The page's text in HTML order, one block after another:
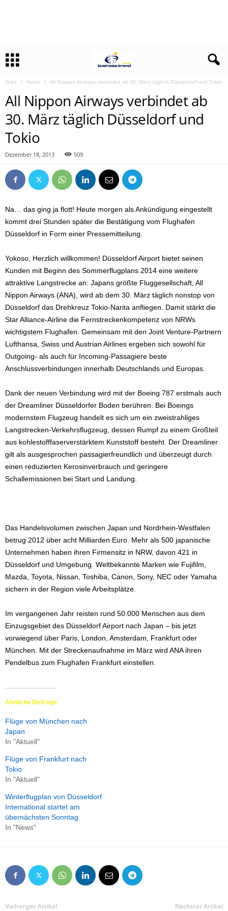
Start News All Nippon Airways verbindet ab 30. März täglich Düsseldorf und Tokio
All Nippon Airways verbindet ab
30. März täglich Düsseldorf und
Tokio
Dezember 18, 2013 509
Na… das ging ja flott! Heute morgen als Ankündigung eingestellt
kommt drei Stunden später die Bestätigung vom Flughafen
Düsseldorf in Form einer Pressemitteilung.
Yokoso, Herzlich willkommen! Düsseldorf Airport bietet seinen
Kunden mit Beginn des Sommerflugplans 2014 eine weitere
attraktive Langstrecke an: Japans größte Fluggesellschaft, All
Nippon Airways (ANA), wird ab dem 30. März täglich nonstop von
Düsseldorf das Drehkreuz Tokio-Narita anfliegen. Damit stärkt die
Star Alliance-Airline die Fernstreckenkompetenz von NRWs
wichtigstem Flughafen. Gemeinsam mit den Joint Venture-Partnern
Lufthansa, Swiss und Austrian Airlines ergeben sich sowohl für
Outgoing- als auch für Incoming-Passagiere beste
Anschlussverbindungen innerhalb Deutschlands und Europas.
Dank der neuen Verbindung wird mit der Boeing 787 erstmals auch
der Dreamliner Düsseldorfer Boden berühren. Bei Boeings
modernstem Flugzeug handelt es sich um ein zweistrahliges
Langstrecken-Verkehrsflugzeug, dessen Rumpf zu einem Großteil
aus kohlestofffaserverstärktem Kunststoff besteht. Der Dreamliner
gilt als ausgesprochen passagierfreundlich und überzeugt durch
einen reduzierten Kerosinverbrauch und geringere
Schallemissionen bei Start und Landung.
Das Handelsvolumen zwischen Japan und Nordrhein-Westfalen
betrug 2012 über acht Milliarden Euro. Mehr als 500 japanische
Unternehmen haben ihren Firmensitz in NRW, davon 421 in
Düsseldorf und Umgebung. Weltbekannte Marken wie Fujifilm,
Mazda, Toyota, Nissan, Toshiba, Canon, Sony, NEC oder Yamaha
sichern in der Region viele Arbeitsplätze.
Im vergangenen Jahr reisten rund 50.000 Menschen aus dem
Einzugsgebiet des Düsseldorf Airport nach Japan – bis jetzt
vorwiegend über Paris, London, Amsterdam, Frankfurt oder
München. Mit der Streckenaufnahme im März wird ANA ihren
Pendelbus zum Flughafen Frankfurt einstellen.
Ähnliche Beiträge
Flüge von München nach
Japan
In "Aktuell"
Flüge von Frankfurt nach
Tokio
In "Aktuell"
Winterflugplan von Düsseldorf
International startet am
übernächsten Sonntag
In "News"
Vorheriger Artikel Nächster Artikel